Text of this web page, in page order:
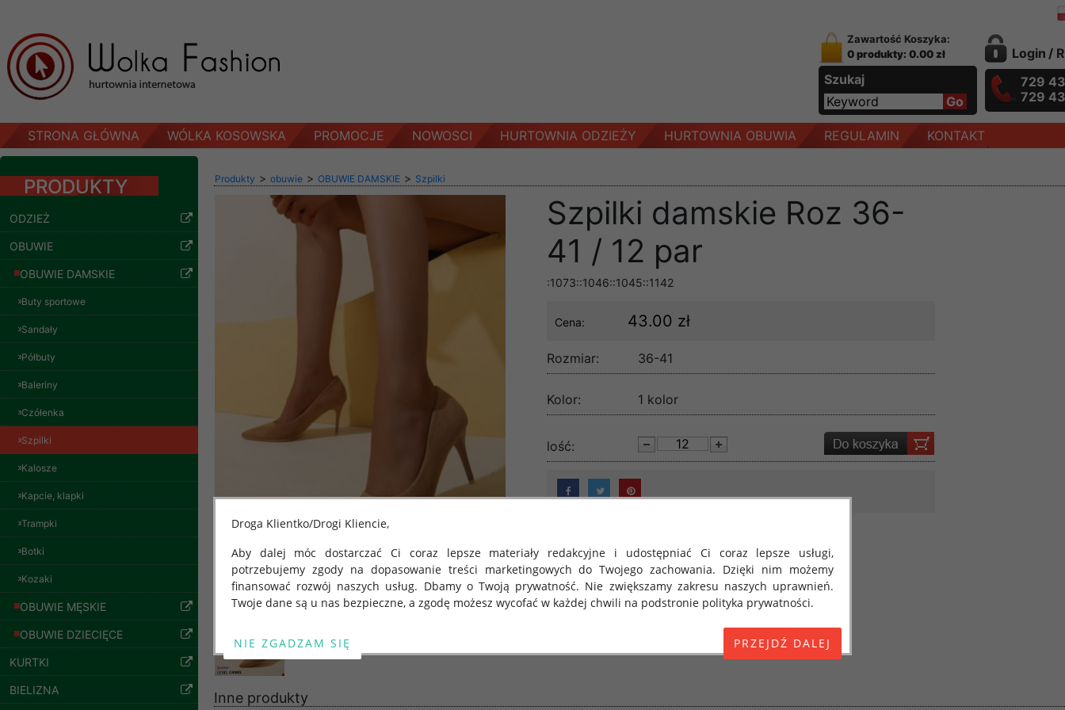
Zawartość Koszyka:
0 produkty: 0.00 zł
Szukaj
Login /
729
729
STRONA GŁÓWNA WÓLKA KOSOWSKA PROMOCJE NOWOSCI HURTOWNIA ODZIEŻY HURTOWNIA OBUWIA REGULAMIN KONTAKT
PRODUKTY
ODZIEŻ
OBUWIE
OBUWIE DAMSKIE
Buty sportowe
Sandały
Półbuty
Baleriny
Czółenka
Szpilki
Kalosze
Kapcie, klapki
Trampki
Botki
Kozaki
OBUWIE MĘSKIE
OBUWIE DZIECIĘCE
KURTKI
BIELIZNA
skórzana Roz S-XL,
1 Kolor Paczka 5 szt
95.00 zł
szczegóły
Produkty > obuwie > OBUWIE DAMSKIE > Szpilki
Szpilki damskie Roz 36-
41 / 12 par
:1073::1046::1045::1142
Cena: 43.00 zł
Rozmiar: 36-41
Kolor: 1 kolor
lość:
Inne produkty
Droga Klientko/Drogi Kliencie,
Aby dalej móc dostarczać Ci coraz lepsze materiały redakcyjne i udostępniać Ci coraz lepsze usługi,
potrzebujemy zgody na dopasowanie treści marketingowych do Twojego zachowania. Dzięki nim możemy
finansować rozwój naszych usług. Dbamy o Twoją prywatność. Nie zwiększamy zakresu naszych uprawnień.
Twoje dane są u nas bezpieczne, a zgodę możesz wycofać w każdej chwili na podstronie polityka prywatności.
Od 25 maja 2018 roku obowiązuje Rozporządzenie Parlamentu Europejskiego i Rady (UE) 2016/679 z dnia 27
kwietnia 2016 r. w sprawie ochrony osób fizycznych w związku z przetwarzaniem danych osobowych i w sprawie
swobodnego przepływu takich danych oraz uchylenia dyrektywy 95/46/WE (określane jako "RODO", "ORODO",
przetwarzaniu Twoich danych oraz zasadach, na jakich odbywa się to po dniu 25 maja 2018 roku. Poniżej